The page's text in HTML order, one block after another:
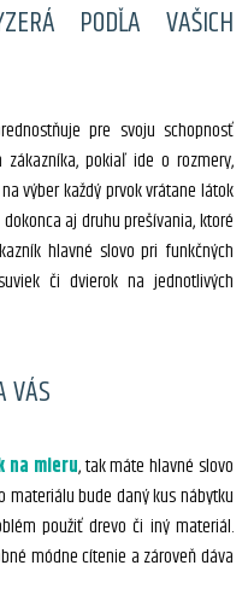
PODĽA VAŠICH
pre svoju schopnosť
pokiaľ ide o rozmery,
výber každý prvok vrátane látok
aj druhu prešívania, ktoré
hlavné slovo pri funkčných
či dvierok na jednotlivých
VÁS
na mieru, tak máte hlavné slovo
bude daný kus nábytku
použiť drevo či iný materiál.
módne cítenie a zároveň dáva